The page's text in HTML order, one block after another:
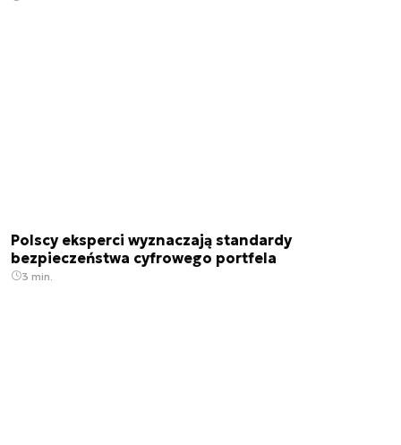
Polscy eksperci wyznaczają standardy
bezpieczeństwa cyfrowego portfela
3 min.